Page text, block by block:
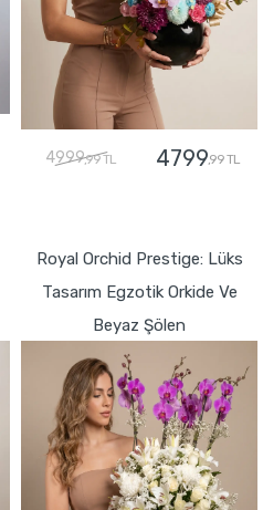
4999,99 TL 4799,99 TL
Royal Orchid Prestige: Lüks
Tasarım Egzotik Orkide Ve
Beyaz Şölen